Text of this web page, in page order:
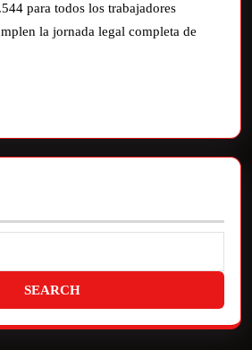
para todos los trabajadores
la jornada legal completa de